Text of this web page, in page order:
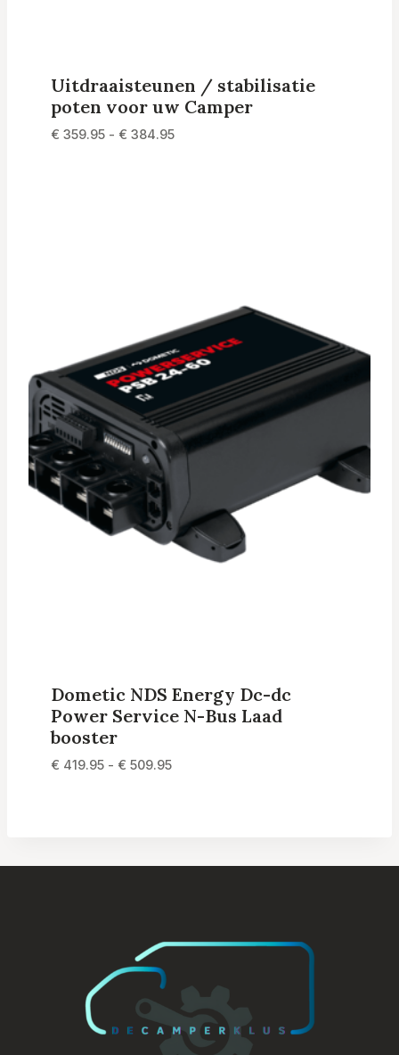
Uitdraaisteunen / stabilisatie
poten voor uw Camper
€ 359.95 - € 384.95Prijsklasse:
Dometic NDS Energy Dc-dc
Power Service N-Bus Laad
booster
€ 419.95 - € 509.95Prijsklasse: